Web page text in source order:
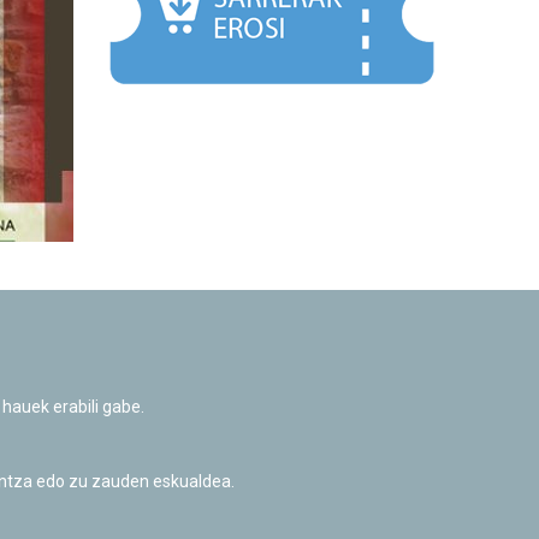
erabili gabe.
edo zu zauden eskualdea.